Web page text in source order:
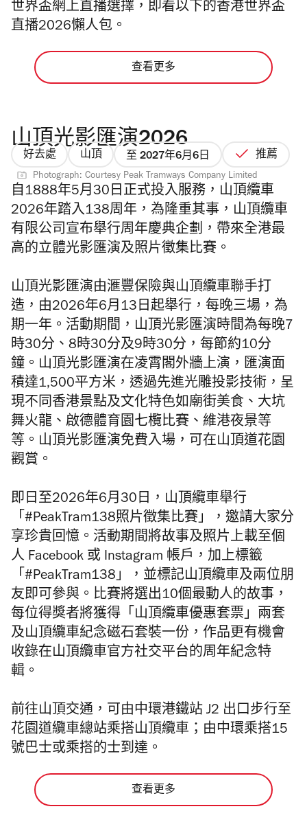
世界盃網上直播選擇，即看以下的香港世界盃
直播2026懶人包。
查看更多
山頂光影匯演2026
好去處 山頂 至 2027年6月6日 推薦
Photograph: Courtesy Peak Tramways Company Limited
自1888年5月30日正式投入服務，山頂纜車
2026年踏入138周年，為隆重其事， 山頂纜車
有限公司宣布舉行周年慶典企劃 ，帶來全港最
高的立體光影匯演及照片徵集比賽。
山頂光影匯演由滙豐保險與山頂纜車聯手打
造，由2026年6月13日起舉行，每晚三場，為
期一年。活動期間，山頂光影匯演時間為每晚7
時30分、8時30分及9時30分，每節約10分
鐘。山頂光影匯演在凌霄閣外牆上演， 匯演面
積達1,500平方米，透過先進光雕投影技術，呈
現不同香港景點及文化特色如廟街美食、大坑
舞火龍、啟德體育園七欖比賽、維港夜景等
等。山頂光影匯演免費入場，可在山頂道花園
觀賞。
即日至2026年6月30日，山頂纜車舉行
「#PeakTram138照片徵集比賽」，邀請大家分
享珍貴回憶。活動期間將故事及照片上載至個
人 Facebook 或 Instagram 帳戶，加上標籤
「#PeakTram138」，並標記山頂纜車及兩位朋
友即可參與。比賽將選出10個最動人的故事，
每位得獎者將獲得「山頂纜車優惠套票」兩套
及山頂纜車紀念磁石套裝一份，作品更有機會
收錄在山頂纜車官方社交平台的周年紀念特
輯。
前往山頂交通，可由中環港鐵站 J2 出口步行至
花園道纜車總站乘搭山頂纜車；由中環乘搭15
號巴士或乘搭的士到達。
查看更多